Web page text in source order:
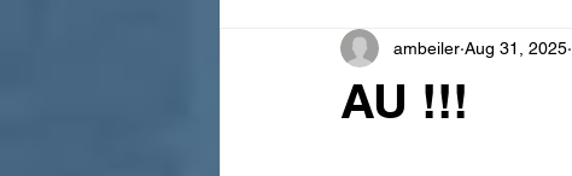
AU !!!
ambeiler Aug 31, 2025